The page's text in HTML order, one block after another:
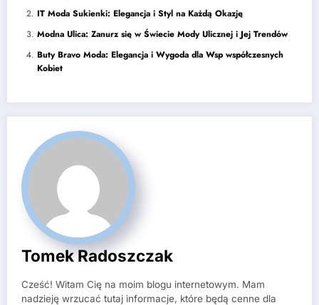
IT Moda Sukienki: Elegancja i Styl na Każdą Okazję
Modna Ulica: Zanurz się w Świecie Mody Ulicznej i Jej Trendów
Buty Bravo Moda: Elegancja i Wygoda dla Wsp współczesnych
Kobiet
Tomek Radoszczak
Cześć! Witam Cię na moim blogu internetowym. Mam
nadzieję wrzucać tutaj informacje, które będą cenne dla